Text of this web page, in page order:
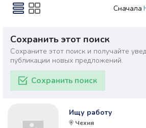
Сначала
Сохранить этот поиск
Сохраните этот поиск и получайте
публикации новых предложений.
Сохранить поиск
Ищу работу
Чехия